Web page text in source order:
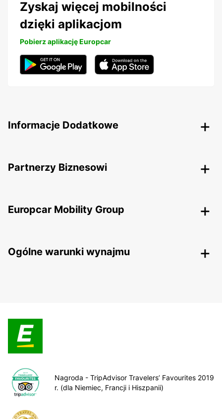
Zyskaj więcej mobilności
dzięki aplikacjom
Pobierz aplikację Europcar
Informacje Dodatkowe
Partnerzy Biznesowi
Europcar Mobility Group
Ogólne warunki wynajmu
Nagroda - TripAdvisor Travelers’ Favourites 2019
r. (dla Niemiec, Francji i Hiszpanii)